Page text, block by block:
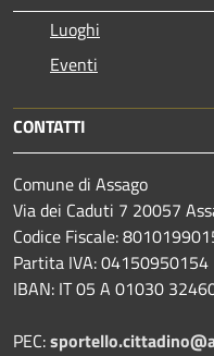
Luoghi
Eventi
CONTATTI
Comune di Assago
Via dei Caduti 7 20057
Codice Fiscale:
Partita IVA: 04150950154
IBAN: IT 05 A 01030
PEC: